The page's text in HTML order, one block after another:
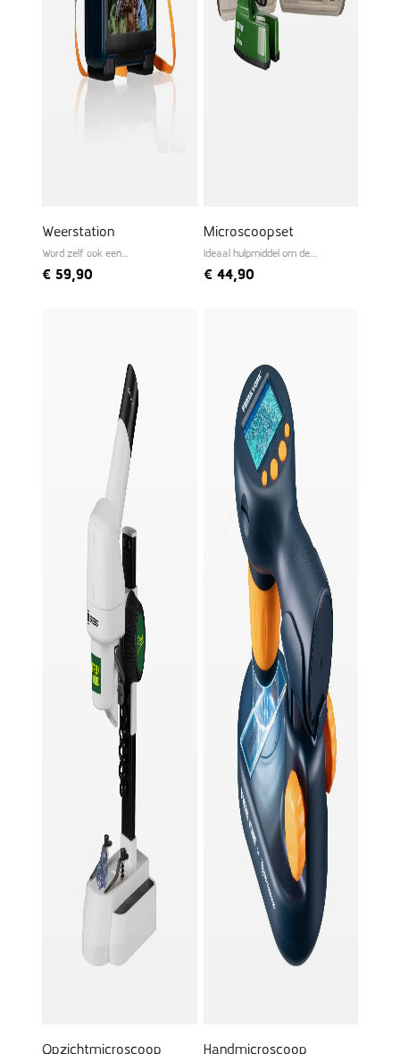
Weerstation
Word zelf ook een
€ 59,90
Microscoopset
Ideaal hulpmiddel om de
€44,90
Opzichtmicroscoop Handmicroscoop